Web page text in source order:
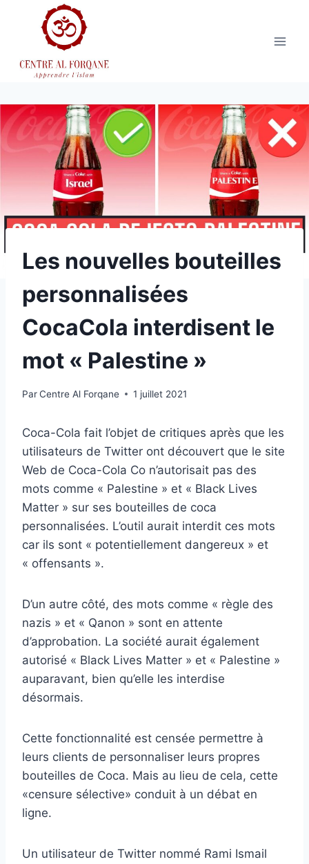
Les nouvelles bouteilles
personnalisées
CocaCola interdisent le
mot « Palestine »
ParCentre Al Forqane 1 juillet 2021
Coca-Cola fait l’objet de critiques après que les
utilisateurs de Twitter ont découvert que le site
Web de Coca-Cola Co n’autorisait pas des
mots comme « Palestine » et « Black Lives
Matter » sur ses bouteilles de coca
personnalisées. L’outil aurait interdit ces mots
car ils sont « potentiellement dangereux » et
« offensants ».
D’un autre côté, des mots comme « règle des
nazis » et « Qanon » sont en attente
d’approbation. La société aurait également
autorisé « Black Lives Matter » et « Palestine »
auparavant, bien qu’elle les interdise
désormais.
Cette fonctionnalité est censée permettre à
leurs clients de personnaliser leurs propres
bouteilles de Coca. Mais au lieu de cela, cette
«censure sélective» conduit à un débat en
ligne.
Un utilisateur de Twitter nommé Rami Ismail